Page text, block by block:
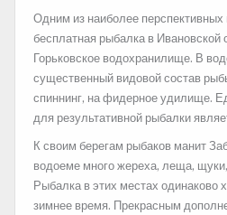
Одним из наиболее перспективных
бесплатная рыбалка в Ивановской
Горьковское водохранилище. В
существенный видовой состав
спиннинг, на фидерное удилище.
для результативной рыбалки
К своим берегам рыбаков манит
водоеме много жереха, леща,
Рыбалка в этих местах одинаково
зимнее время. Прекрасным